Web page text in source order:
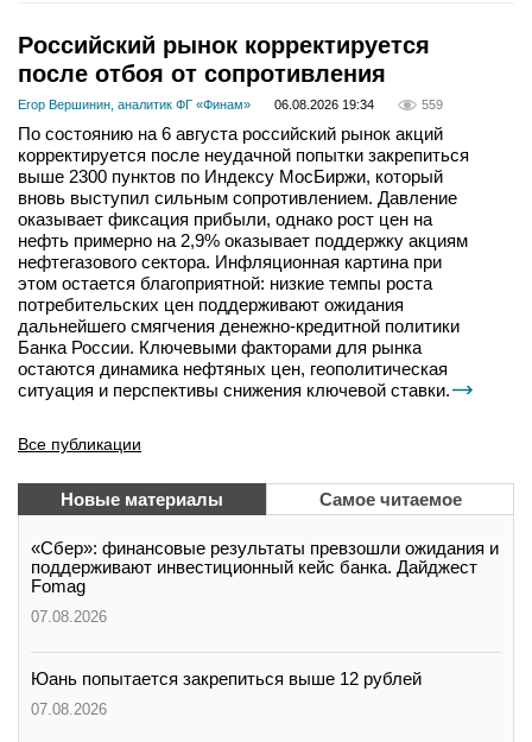
Российский рынок корректируется
после отбоя от сопротивления
Егор Вершинин, аналитик ФГ «Финам» 06.08.2026 19:34 559
По состоянию на 6 августа российский рынок акций
корректируется после неудачной попытки закрепиться
выше 2300 пунктов по Индексу МосБиржи, который
вновь выступил сильным сопротивлением. Давление
оказывает фиксация прибыли, однако рост цен на
нефть примерно на 2,9% оказывает поддержку акциям
нефтегазового сектора. Инфляционная картина при
этом остается благоприятной: низкие темпы роста
потребительских цен поддерживают ожидания
дальнейшего смягчения денежно-кредитной политики
Банка России. Ключевыми факторами для рынка
остаются динамика нефтяных цен, геополитическая
ситуация и перспективы снижения ключевой ставки.
Все публикации
Новые материалы Самое читаемое
«Сбер»: финансовые результаты превзошли ожидания и
поддерживают инвестиционный кейс банка. Дайджест
Fomag
07.08.2026
Юань попытается закрепиться выше 12 рублей
07.08.2026